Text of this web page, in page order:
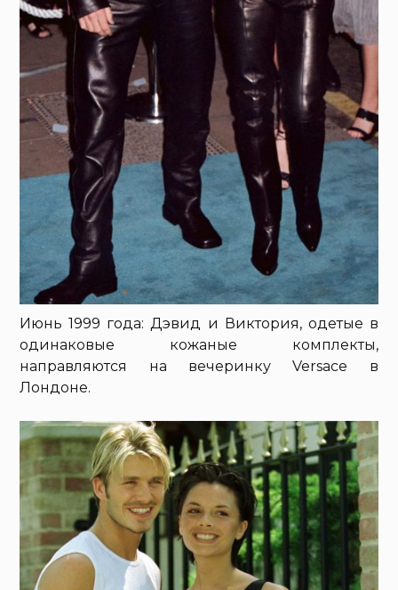
Июнь 1999 года: Дэвид и Виктория, одетые в
одинаковые кожаные комплекты,
направляются на вечеринку Versace в
Лондоне.